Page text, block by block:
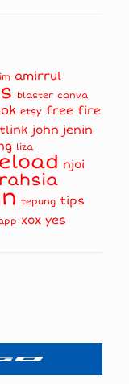
amirrul
blaster canva
etsy free fire
john jenin
liza
njoi
rahsia
tepung tips
xox yes